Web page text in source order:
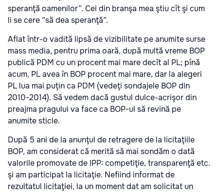
speranţă oamenilor”. Cei din branşa mea ştiu cît şi cum
li se cere ”să dea speranţă”.
Aflat într-o vadită lipsă de vizibilitate pe anumite surse
mass media, pentru prima oară, după multă vreme BOP
publică PDM cu un procent mai mare decît al PL; pînă
acum, PL avea în BOP procent mai mare, dar la alegeri
PL lua mai puţin ca PDM (vedeţi sondajele BOP din
2010-2014). Să vedem dacă gustul dulce-acrişor din
preajma pragului va face ca BOP-ul să revină pe
anumite sticle.
După 5 ani de la anunţul de retragere de la licitaţiile
BOP, am considerat că merită să mai sondăm o dată
valorile promovate de IPP: competiţie, transparenţă etc.
şi am participat la licitaţie. Nefiind informat de
rezultatul licitaţiei, la un moment dat am solicitat un